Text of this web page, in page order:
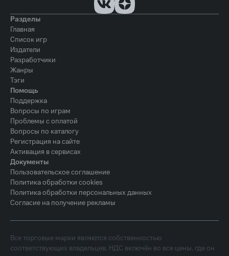
Разделы
Главная
Список игр
Издатели
Разработчики
Жанры
Тэги
Помощь
Поддержка
Вопросы по играм
Проблемы с оплатой
Вопросы по каталогу
Регистрация на сайте
Активация в сервисах
Документы
Пользовательское соглашение
Политика обработки cookies
Политика обработки персональных данных
Согласие на получение рекламы
Все торговые марки являются собственностью
соответствующих владельцев. НДС включён во все цены, где он